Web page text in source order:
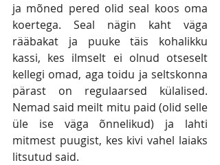
ja mõned pered olid seal koos oma
koertega. Seal nägin kaht väga
rääbakat ja puuke täis kohalikku
kassi, kes ilmselt ei olnud otseselt
kellegi omad, aga toidu ja seltskonna
pärast on regulaarsed külalised.
Nemad said meilt mitu paid (olid selle
üle ise väga õnnelikud) ja lahti
mitmest puugist, kes kivi vahel laiaks
litsutud said.